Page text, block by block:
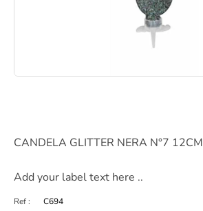
CANDELA GLITTER NERA N°7 12CM
Add your label text here ..
Ref :
C694